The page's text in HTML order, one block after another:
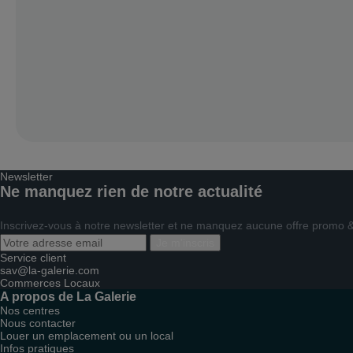
Newsletter
Ne manquez rien de notre actualité
Inscrivez-vous à notre newsletter et ne manquez aucune offre promo
Service client
sav@la-galerie.com
Commerces Locaux
A propos de La Galerie
Nos centres
Nous contacter
Louer un emplacement ou un local
Infos pratiques